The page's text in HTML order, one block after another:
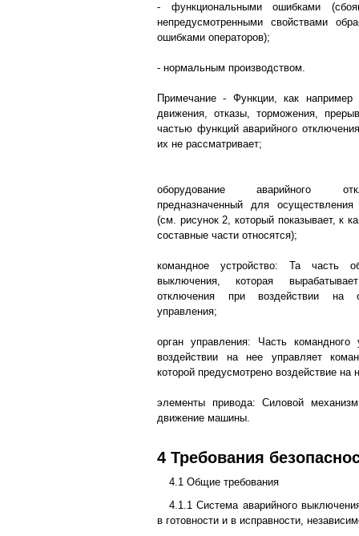
- функциональными ошибками
непредусмотренными свойствами
ошибками операторов);
- нормальным производством.
Примечание - Функции, как например
движения, отказы, торможения,
частью функций аварийного
их не рассматривает;
оборудование аварийного
предназначенный для
(см. рисунок 2, который показывает, к
составные части относятся);
командное устройство: Та часть
выключения, которая
отключения при воздействии на
управления;
орган управления: Часть командного
воздействии на нее управляет
которой предусмотрено воздействие на
элементы привода: Силовой
движение машины.
4 Требования
4.1 Общие требования
4.1.1 Система аварийного
в готовности и в исправности,